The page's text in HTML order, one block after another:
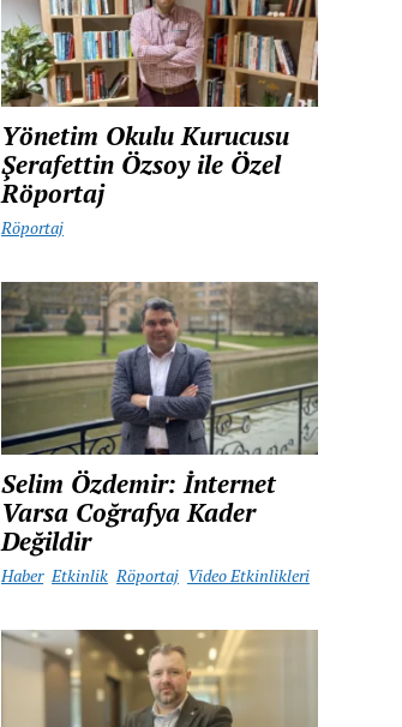
Yönetim Okulu Kurucusu
Şerafettin Özsoy ile Özel
Röportaj
Röportaj
Selim Özdemir: İnternet
Varsa Coğrafya Kader
Değildir
Haber Etkinlik Röportaj Video Etkinlikleri